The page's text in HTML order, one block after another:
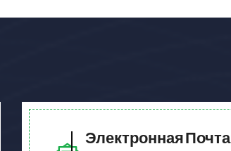
Электронная Почта